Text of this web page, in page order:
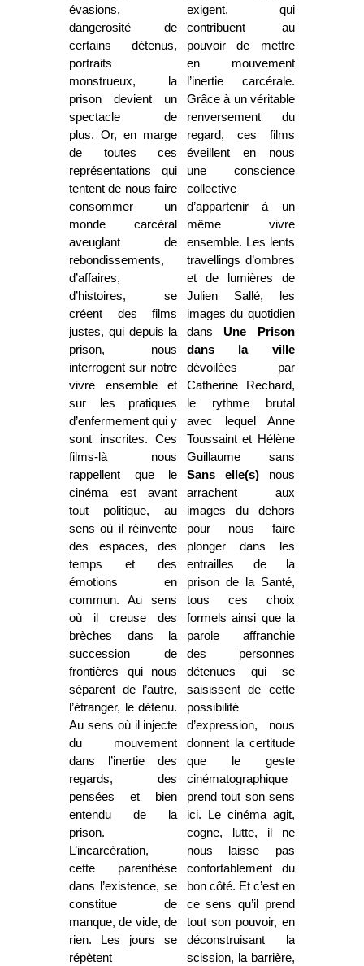
évasions,
dangerosité de
certains détenus,
portraits
monstrueux, la
prison devient un
spectacle de
plus. Or, en marge
de toutes ces
représentations qui
tentent de nous faire
consommer un
monde carcéral
aveuglant de
rebondissements,
d’affaires,
d’histoires, se
créent des films
justes, qui depuis la
prison, nous
interrogent sur notre
vivre ensemble et
sur les pratiques
d’enfermement qui y
sont inscrites. Ces
films-là nous
rappellent que le
cinéma est avant
tout politique, au
sens où il réinvente
des espaces, des
temps et des
émotions en
commun. Au sens
où il creuse des
brèches dans la
succession de
frontières qui nous
séparent de l’autre,
l’étranger, le détenu.
Au sens où il injecte
du mouvement
dans l’inertie des
regards, des
pensées et bien
entendu de la
prison.
L’incarcération,
cette parenthèse
dans l’existence, se
constitue de
manque, de vide, de
rien. Les jours se
répètent
exigent, qui
contribuent au
pouvoir de mettre
en mouvement
l’inertie carcérale.
Grâce à un véritable
renversement du
regard, ces films
éveillent en nous
une conscience
collective
d’appartenir à un
même vivre
ensemble. Les lents
travellings d’ombres
et de lumières de
Julien Sallé, les
images du quotidien
dansUne Prison
dans la ville
dévoilées par
Catherine Rechard,
le rythme brutal
avec lequel Anne
Toussaint et Hélène
Guillaume sans
Sans elle(s)nous
arrachent aux
images du dehors
pour nous faire
plonger dans les
entrailles de la
prison de la Santé,
tous ces choix
formels ainsi que la
parole affranchie
des personnes
détenues qui se
saisissent de cette
possibilité
d’expression, nous
donnent la certitude
que le geste
cinématographique
prend tout son sens
ici. Le cinéma agit,
cogne, lutte, il ne
nous laisse pas
confortablement du
bon côté. Et c’est en
ce sens qu’il prend
tout son pouvoir, en
déconstruisant la
scission, la barrière,